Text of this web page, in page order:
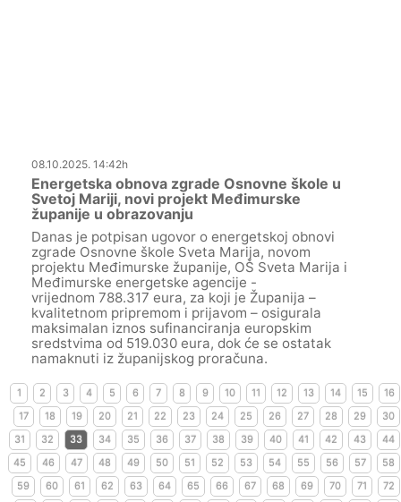
08.10.2025. 14:42h
Energetska obnova zgrade Osnovne škole u
Svetoj Mariji, novi projekt Međimurske
županije u obrazovanju
Danas je potpisan ugovor o energetskoj obnovi
zgrade Osnovne škole Sveta Marija, novom
projektu Međimurske županije, OŠ Sveta Marija i
Međimurske energetske agencije -
vrijednom 788.317 eura, za koji je Županija –
kvalitetnom pripremom i prijavom – osigurala
maksimalan iznos sufinanciranja europskim
sredstvima od 519.030 eura, dok će se ostatak
namaknuti iz županijskog proračuna.
1 2 3 4 5 6 7 8 9 10 11 12 13 14 15
16
17
18 19 20 21 22 23 24 25 26 27 28 29
30
31
32 33 34 35 36 37 38 39 40 41 42 43
44
45
46 47 48 49 50 51 52 53 54 55 56 57
58
59
60 61 62 63 64 65 66 67 68 69 70 71 72